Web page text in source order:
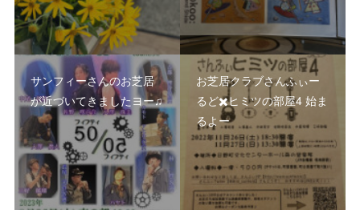
サンフィーさんのお芝居
が近づいてきましたヨー♫
お芝居クラブさんふぃー
るど✖️ヒミツの部屋4 始ま
るよー